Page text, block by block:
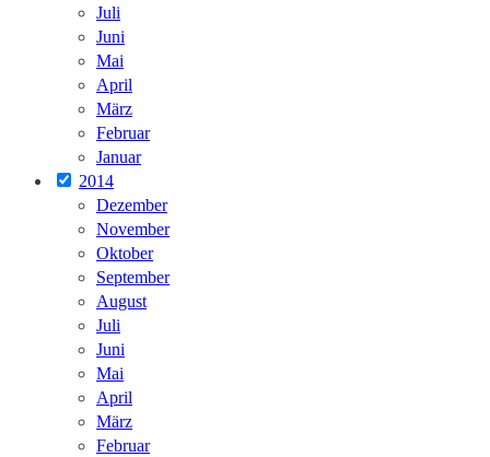
Juli
Juni
Mai
April
März
Februar
Januar
2014
Dezember
November
Oktober
September
August
Juli
Juni
Mai
April
März
Februar